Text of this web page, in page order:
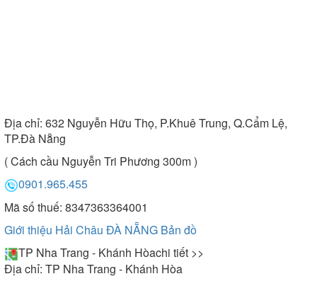
Địa chỉ: 632 Nguyễn Hữu Thọ, P.Khuê Trung, Q.Cẩm Lệ,
TP.Đà Nẵng
( Cách cầu Nguyễn Tri Phương 300m )
0901.965.455
Mã số thuế: 8347363364001
Giới thiệu Hải Châu ĐÀ NẴNG Bản đồ
TP Nha Trang - Khánh Hòachi tiết >>
Địa chỉ: TP Nha Trang - Khánh Hòa